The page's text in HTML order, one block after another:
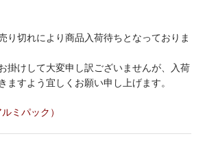
り切れにより商品入荷待ちとなっておりま
掛けして大変申し訳ございませんが、入荷
ますよう宜しくお願い申し上げます。
ミパック）